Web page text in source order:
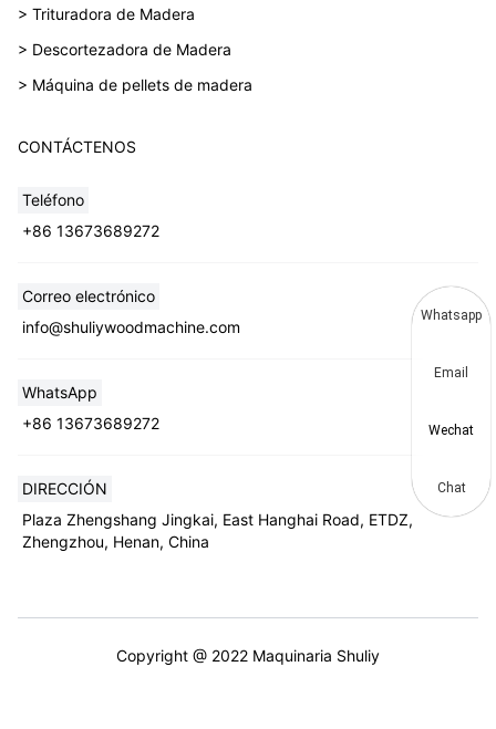
> Trituradora de Madera
> Descortezadora de Madera
> Máquina de pellets de madera
CONTÁCTENOS
Teléfono
+86 13673689272
Correo electrónico
info@shuliywoodmachine.com
WhatsApp
+86 13673689272
DIRECCIÓN
Plaza Zhengshang Jingkai, East Hanghai Road, ETDZ,
Zhengzhou, Henan, China
Copyright @ 2022 Maquinaria Shuliy
Whatsapp
Email
Wechat
Chat